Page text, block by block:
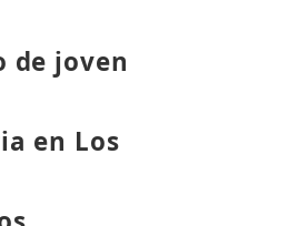
de joven
en Los